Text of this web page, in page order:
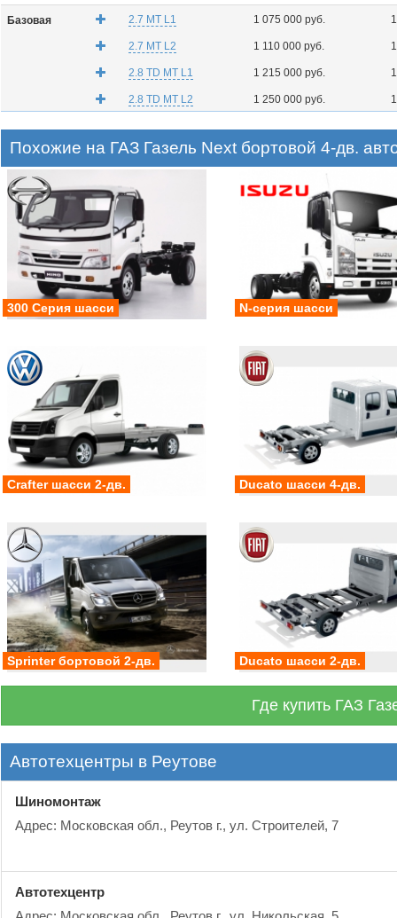
Базовая 2.7 MT L1 1 075 000 руб.
2.7 MT L2 1 110 000 руб.
2.8 TD MT L1 1 215 000 руб.
2.8 TD MT L2 1 250 000 руб.
Похожие на ГАЗ Газель Next бортовой 4-дв.
300 Серия шасси N-серия шасси
Crafter шасси 2-дв. Ducato шасси 4-дв.
Sprinter бортовой 2-дв. Ducato шасси 2-дв.
Где купить ГАЗ
Автотехцентры в Реутове
Шиномонтаж
Адрес: Московская обл., Реутов г., ул. Строителей, 7
Автотехцентр